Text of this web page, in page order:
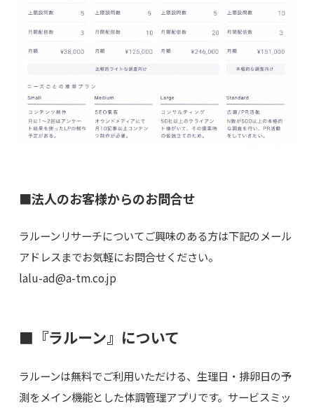
■法人のお客様からのお問合せ
ラルーンリサーチについてご興味のある方は下記のメール
アドレスまでお気軽にお問合せください。
lalu-ad@a-tm.co.jp
■『ラルーン』について
ラルーンは無料でご利用いただける、生理日・排卵日の予
測をメイン機能とした体調管理アプリです。サービスミッ